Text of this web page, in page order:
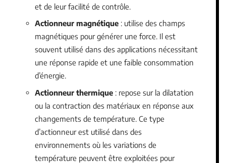
et de leur facilité de contrôle.
Actionneur magnétique : utilise des champs
magnétiques pour générer une force. Il est
souvent utilisé dans des applications nécessitant
une réponse rapide et une faible consommation
d’énergie.
Actionneur thermique : repose sur la dilatation
ou la contraction des matériaux en réponse aux
changements de température. Ce type
d’actionneur est utilisé dans des
environnements où les variations de
température peuvent être exploitées pour